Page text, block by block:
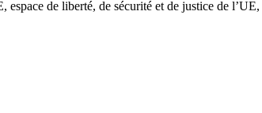
de liberté, de sécurité et de justice de